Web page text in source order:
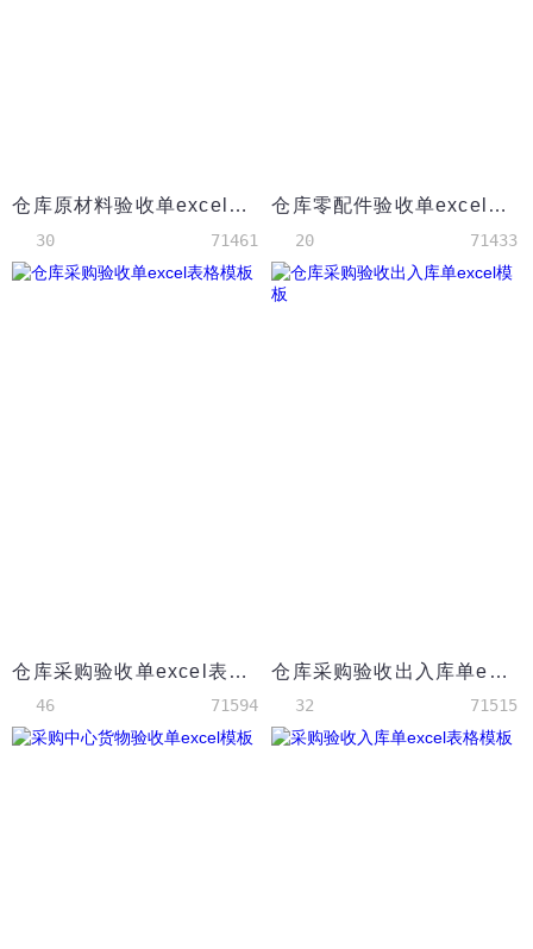
仓库原材料验收单excel表格模板
30 71461
仓库零配件验收单excel表格模板
20 71433
仓库采购验收单excel表格模板
46 71594
仓库采购验收出入库单excel模板
32 71515